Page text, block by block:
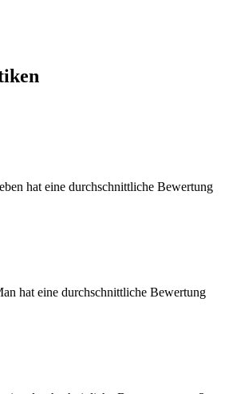
hat eine durchschnittliche Bewertung
hat eine durchschnittliche Bewertung